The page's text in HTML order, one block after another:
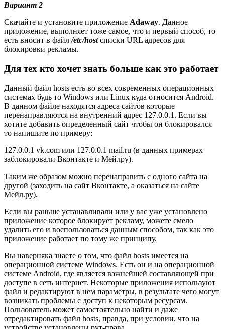
Вариант 2
Скачайте и установите приложение Adaway. Данное
приложение, выполняет тоже самое, что и первый способ, то
есть вносит в файл/etc/hostсписки URL адресов для
блокировки рекламы.
Для тех кто хочет знать больше как это работает
Данный файл hosts есть во всех современных операционных
системах будь то Windows или Linux куда относится Android.
В данном файле находятся адреса сайтов которые
перенаправляются на внутренний адрес 127.0.0.1. Если вы
хотите добавить определенный сайт чтобы он блокировался
то напишите по примеру:
127.0.0.1 vk.com или 127.0.0.1 mail.ru (в данных примерах
заблокировали Вконтакте и Мейлру).
Таким же образом можно перенаправить с одного сайта на
другой (заходить на сайт Вконтакте, а оказаться на сайте
Мейл.ру).
Если вы раньше устанавливали или у вас уже установлено
приложение которое блокирует рекламу, можете смело
удалить его и воспользоваться данным способом, так как это
приложение работает по тому же принципу.
Вы наверняка знаете о том, что файл hosts имеется на
операционной системе Windows. Есть он и на операционной
системе Android, где является важнейшей составляющей при
доступе в сеть интернет. Некоторые приложения используют
файл и редактируют в нем параметры, в результате чего могут
возникать проблемы с доступ к некоторым ресурсам.
Пользователь может самостоятельно найти и даже
отредактировать файл hosts, правда, при условии, что на